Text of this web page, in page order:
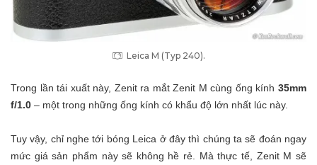
Leica M (Typ 240).
Trong lần tái xuất này, Zenit ra mắt Zenit M cùng ống kính 35mm
f/1.0 – một trong những ống kính có khẩu độ lớn nhất lúc này.
Tuy vậy, chỉ nghe tới bóng Leica ở đây thì chúng ta sẽ đoán ngay
mức giá sản phẩm này sẽ không hề rẻ. Mà thực tế, Zenit M sẽ